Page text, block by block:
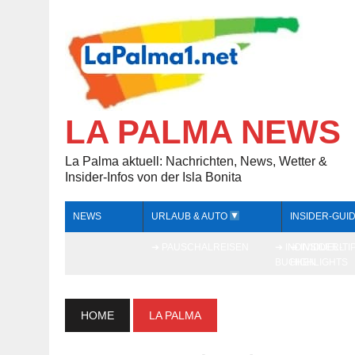
LA PALMA NEWS
La Palma aktuell: Nachrichten, News, Wetter &
Insider-Infos von der Isla Bonita
NEWS URLAUB & AUTO INSIDER-
HOME LA PALMA